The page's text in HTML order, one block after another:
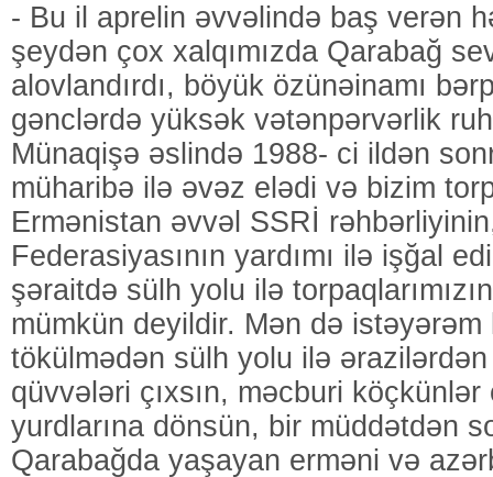
- Bu il aprelin əvvəlində baş verən
şeydən çox xalqımızda Qarabağ
alovlandırdı, böyük özünəinamı
gənclərdə yüksək vətənpərvərlik
Münaqişə əslində 1988- ci ildən
müharibə ilə əvəz elədi və bizim
Ermənistan əvvəl SSRİ
Federasiyasının yardımı ilə işğal
şəraitdə sülh yolu ilə
mümkün deyildir. Mən də istəyərəm
tökülmədən sülh yolu ilə ərazilərdən
qüvvələri çıxsın, məcburi
yurdlarına dönsün, bir müddətdən
Qarabağda yaşayan erməni və